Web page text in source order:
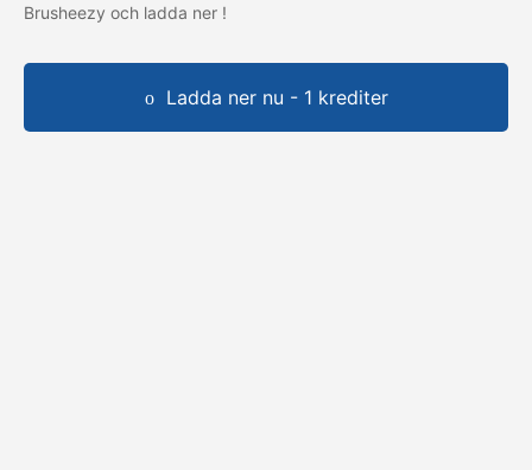
Brusheezy och ladda ner !
Ladda ner nu - 1 krediter